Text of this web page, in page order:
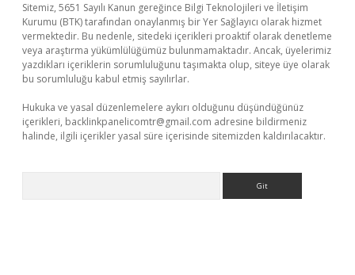
Sitemiz, 5651 Sayılı Kanun gereğince Bilgi Teknolojileri ve İletişim
Kurumu (BTK) tarafından onaylanmış bir Yer Sağlayıcı olarak hizmet
vermektedir. Bu nedenle, sitedeki içerikleri proaktif olarak denetleme
veya araştırma yükümlülüğümüz bulunmamaktadır. Ancak, üyelerimiz
yazdıkları içeriklerin sorumluluğunu taşımakta olup, siteye üye olarak
bu sorumluluğu kabul etmiş sayılırlar.
Hukuka ve yasal düzenlemelere aykırı olduğunu düşündüğünüz
içerikleri, backlinkpanelicomtr@gmail.com adresine bildirmeniz
halinde, ilgili içerikler yasal süre içerisinde sitemizden kaldırılacaktır.